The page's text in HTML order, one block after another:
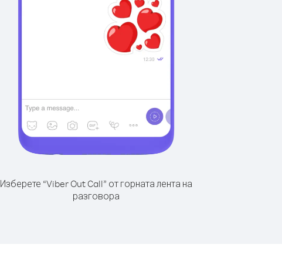
Изберете “Viber Out Call” от горната лента на
разговора